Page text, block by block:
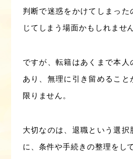
判断で迷惑をかけてしまった
じてしまう場面かもしれません
ですが、転籍はあくまで本人
あり、無理に引き留めること
限りません。
大切なのは、退職という選択
に、条件や手続きの整理をし